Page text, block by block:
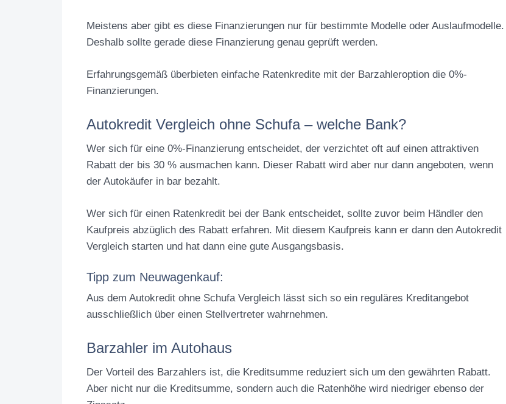
Meistens aber gibt es diese Finanzierungen nur für bestimmte Modelle oder Auslaufmodelle.
Deshalb sollte gerade diese Finanzierung genau geprüft werden.
Erfahrungsgemäß überbieten einfache Ratenkredite mit der Barzahleroption die 0%-
Finanzierungen.
Autokredit Vergleich ohne Schufa – welche Bank?
Wer sich für eine 0%-Finanzierung entscheidet, der verzichtet oft auf einen attraktiven
Rabatt der bis 30 % ausmachen kann. Dieser Rabatt wird aber nur dann angeboten, wenn
der Autokäufer in bar bezahlt.
Wer sich für einen Ratenkredit bei der Bank entscheidet, sollte zuvor beim Händler den
Kaufpreis abzüglich des Rabatt erfahren. Mit diesem Kaufpreis kann er dann den Autokredit
Vergleich starten und hat dann eine gute Ausgangsbasis.
Tipp zum Neuwagenkauf:
Aus dem Autokredit ohne Schufa Vergleich lässt sich so ein reguläres Kreditangebot
ausschließlich über einen Stellvertreter wahrnehmen.
Barzahler im Autohaus
Der Vorteil des Barzahlers ist, die Kreditsumme reduziert sich um den gewährten Rabatt.
Aber nicht nur die Kreditsumme, sondern auch die Ratenhöhe wird niedriger ebenso der